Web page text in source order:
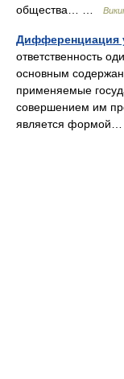
общества… …
Дифференциация
ответственность
основным
применяемые
совершением им
является